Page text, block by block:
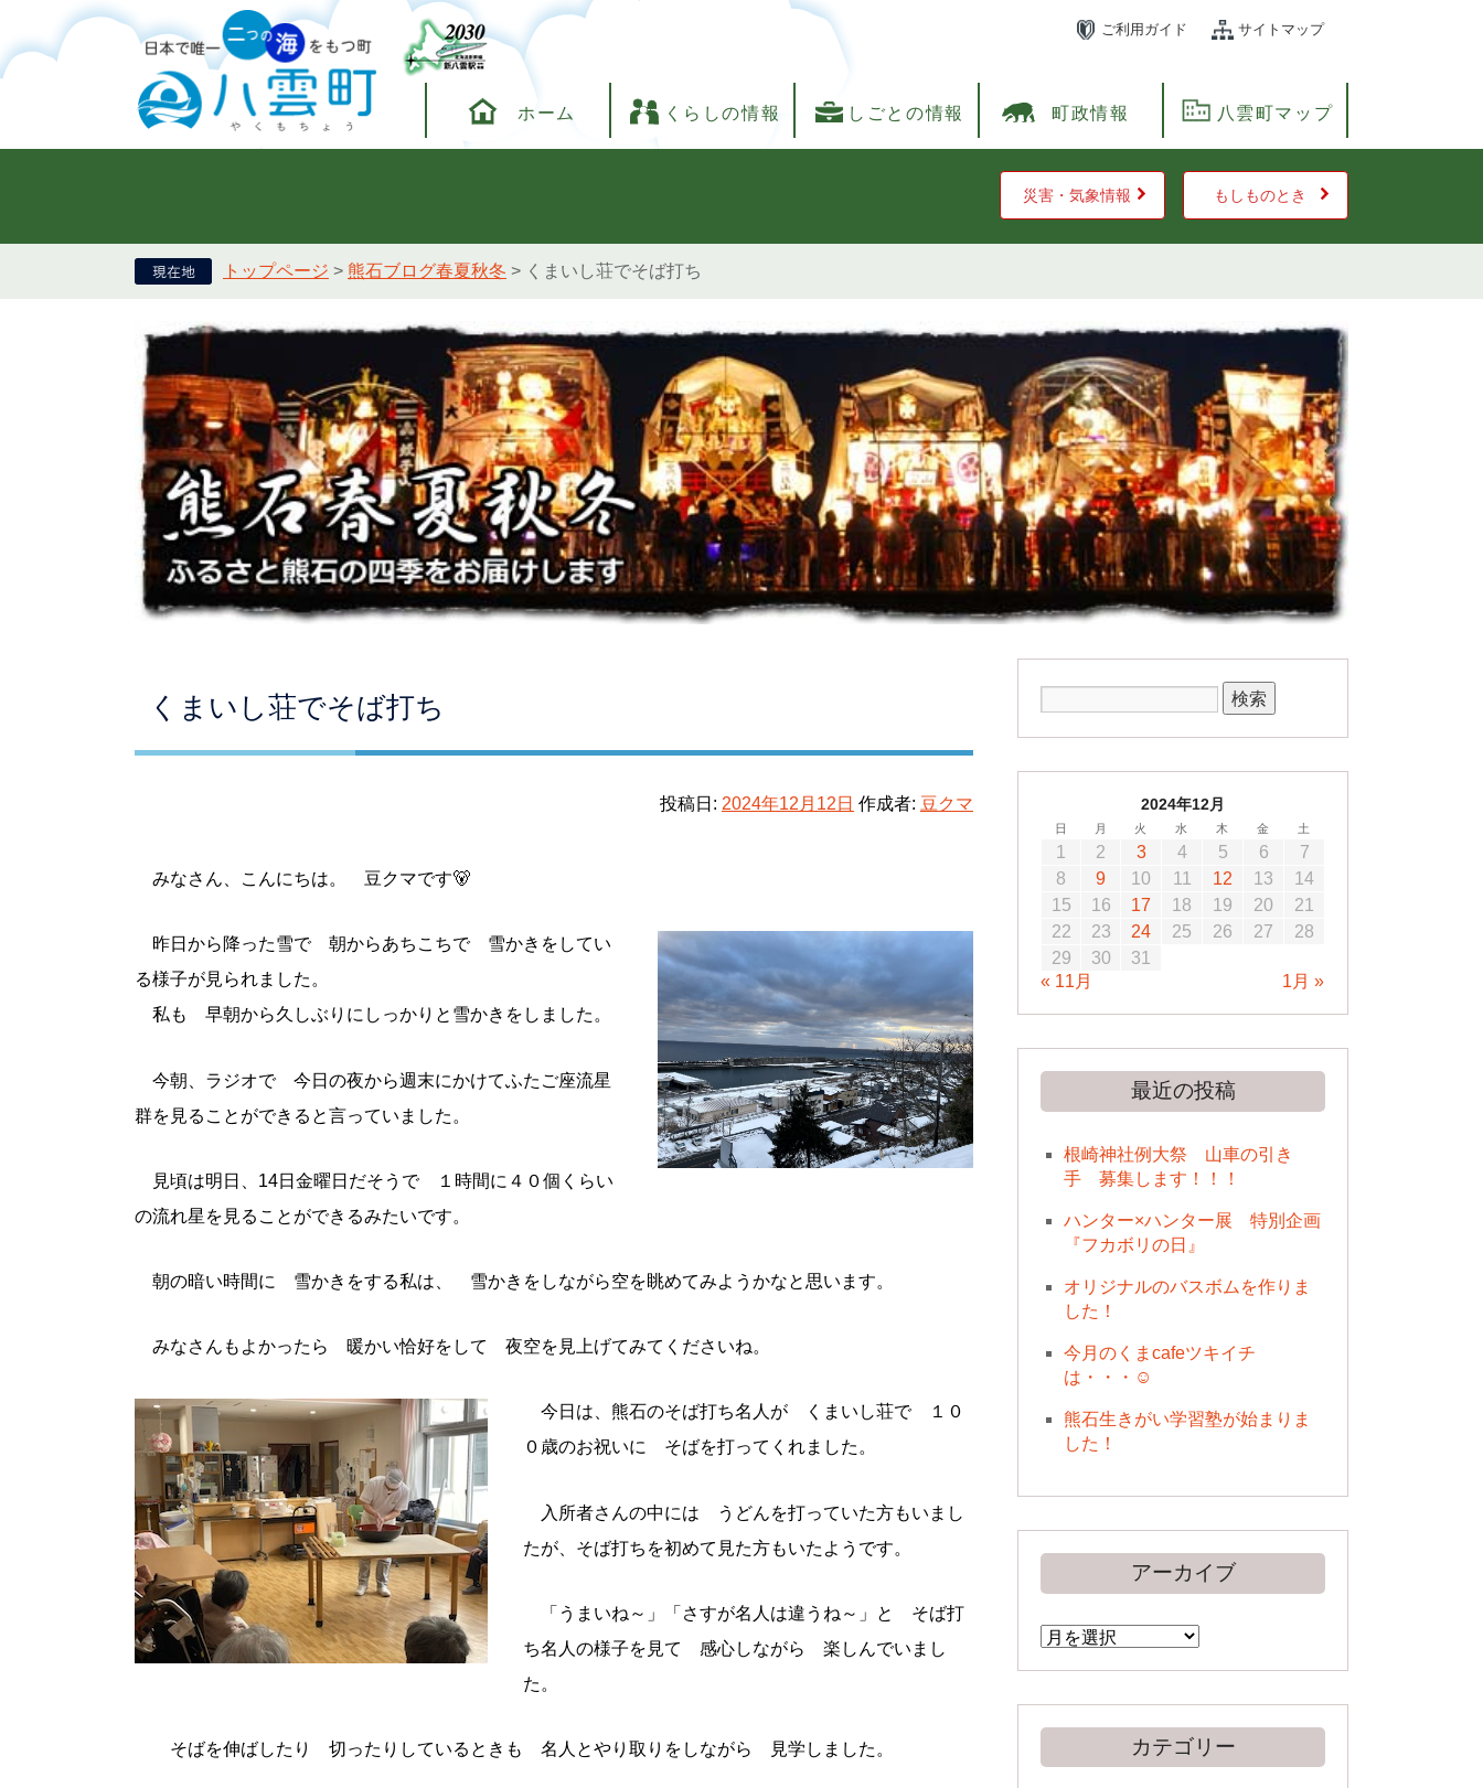
ご利用ガイド サイトマップ
ホーム くらしの情報 しごとの情報 町政情報 八雲町マップ
災害・気象情報 もしものとき
トップページ > 熊石ブログ春夏秋冬 > くまいし荘でそば打ち
くまいし荘でそば打ち
投稿日: 2024年12月12日 作成者: 豆クマ
みなさん、こんにちは。 豆クマです🐻
昨日から降った雪で 朝からあちこちで 雪かきをしてい
る様子が見られました。
私も 早朝から久しぶりにしっかりと雪かきをしました。
今朝、ラジオで 今日の夜から週末にかけてふたご座流星
群を見ることができると言っていました。
見頃は明日、14日金曜日だそうで １時間に４０個くらい
の流れ星を見ることができるみたいです。
朝の暗い時間に 雪かきをする私は、 雪かきをしながら空を眺めてみようかなと思います。
みなさんもよかったら 暖かい恰好をして 夜空を見上げてみてくださいね。
今日は、熊石のそば打ち名人が くまいし荘で １０
０歳のお祝いに そばを打ってくれました。
入所者さんの中には うどんを打っていた方もいまし
たが、そば打ちを初めて見た方もいたようです。
「うまいね～」「さすが名人は違うね～」と そば打
ち名人の様子を見て 感心しながら 楽しんでいまし
た。
そばを伸ばしたり 切ったりしているときも 名人とやり取りをしながら 見学しました。
2024年12月
日 月 火 水 木 金 土
1 2 3 4 5 6
7
8
9 10 11 12 13
14
15
16 17 18 19 20
21
22
23 24 25 26 27
28
29
30
31
« 11月
1月 »
最近の投稿
根崎神社例大祭 山車の引き
手 募集します！！！
ハンター×ハンター展 特別企画
『フカボリの日』
オリジナルのバスボムを作りま
した！
今月のくまcafeツキイチ
は・・・☺
熊石生きがい学習塾が始まりま
した！
アーカイブ
ア
ー
カ
カテゴリー